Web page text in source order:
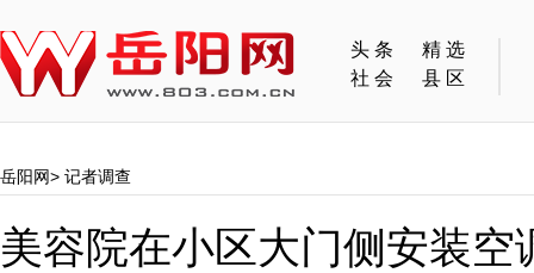
头条
精选
社会
县区
岳阳网> 记者调查
美容院在小区大门侧安装空